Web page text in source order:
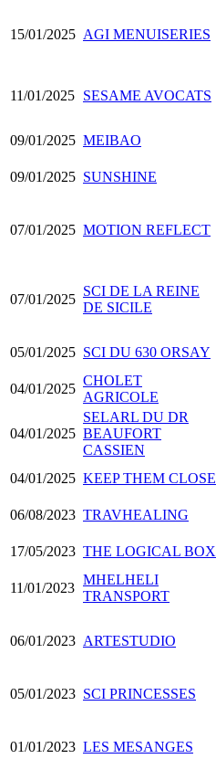
15/01/2025 AGI MENUISERIES
11/01/2025 SESAME AVOCATS
09/01/2025 MEIBAO
09/01/2025 SUNSHINE
07/01/2025 MOTION REFLECT
07/01/2025
SCI DE LA REINE
DE SICILE
05/01/2025 SCI DU 630 ORSAY
04/01/2025
CHOLET
AGRICOLE
04/01/2025
SELARL DU DR
BEAUFORT
CASSIEN
04/01/2025 KEEP THEM CLOSE
06/08/2023 TRAVHEALING
17/05/2023 THE LOGICAL BOX
11/01/2023
MHELHELI
TRANSPORT
06/01/2023 ARTESTUDIO
05/01/2023 SCI PRINCESSES
01/01/2023 LES MESANGES